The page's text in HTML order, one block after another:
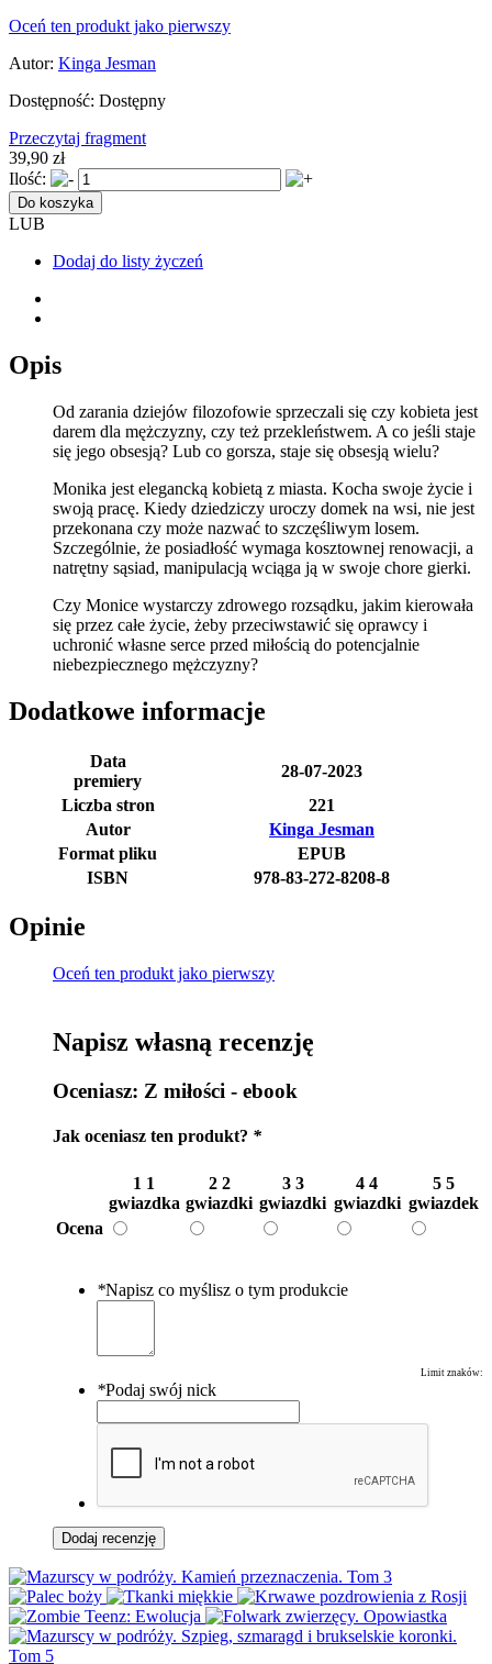
Oceń ten produkt jako pierwszy
Autor: Kinga Jesman
Dostępność: Dostępny
Przeczytaj fragment
39,90 zł
Ilość:
Do koszyka
LUB
Dodaj do listy życzeń
Opis
Od zarania dziejów filozofowie sprzeczali się czy kobieta jest
darem dla mężczyzny, czy też przekleństwem. A co jeśli staje
się jego obsesją? Lub co gorsza, staje się obsesją wielu?
Monika jest elegancką kobietą z miasta. Kocha swoje życie i
swoją pracę. Kiedy dziedziczy uroczy domek na wsi, nie jest
przekonana czy może nazwać to szczęśliwym losem.
Szczególnie, że posiadłość wymaga kosztownej renowacji, a
natrętny sąsiad, manipulacją wciąga ją w swoje chore gierki.
Czy Monice wystarczy zdrowego rozsądku, jakim kierowała
się przez całe życie, żeby przeciwstawić się oprawcy i
uchronić własne serce przed miłością do potencjalnie
niebezpiecznego mężczyzny?
Dodatkowe informacje
Data
premiery
28-07-2023
Liczba stron
221
Autor
Kinga Jesman
Format pliku
EPUB
ISBN
978-83-272-8208-8
Opinie
Oceń ten produkt jako pierwszy
Napisz własną recenzję
Oceniasz: Z miłości - ebook
Jak oceniasz ten produkt? *
1 1
gwiazdka
2 2
gwiazdki
3 3
gwiazdki
4 4
gwiazdki
5 5
gwiazdek
Ocena
*Napisz co myślisz o tym produkcie
Limit znaków:
*Podaj swój nick
Dodaj recenzję